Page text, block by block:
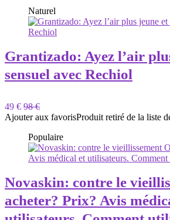
Naturel
Grantizado: Ayez l’air
sensuel avec Rechiol
49 € 98 €
Ajouter aux favorisProduit retiré de la liste
Populaire
Novaskin: contre le
acheter? Prix? Avis